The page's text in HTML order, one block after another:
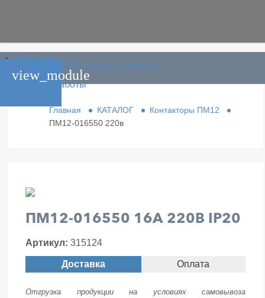
phone_in_talk Заказать звонок
Главная
Каталог
Условия работы
Главная КАТАЛОГ
Контакторы ПМ12
ПМ12-016550 220в
ПМ12-016550 16А 220В IP20
Артикул: 315124
Доставка Оплата
Отгрузка продукции на условиях самовывоза
view_module